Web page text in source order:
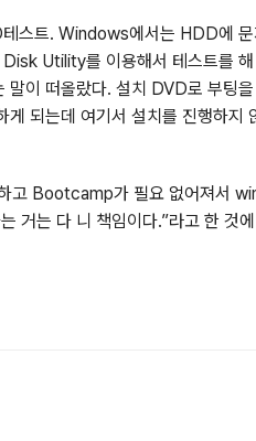
스트. Windows에서는 HDD에
Utility를 이용해서 테스트를
이 떠올랐다. 설치 DVD로 부팅
되는데 여기서 설치를 진행하지
고 Bootcamp가 필요 없어져서
거는 다 니 책임이다. 라고 한 것